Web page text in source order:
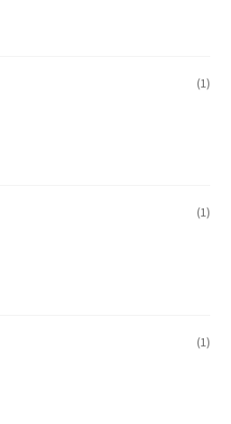
(1)
(1)
(1)